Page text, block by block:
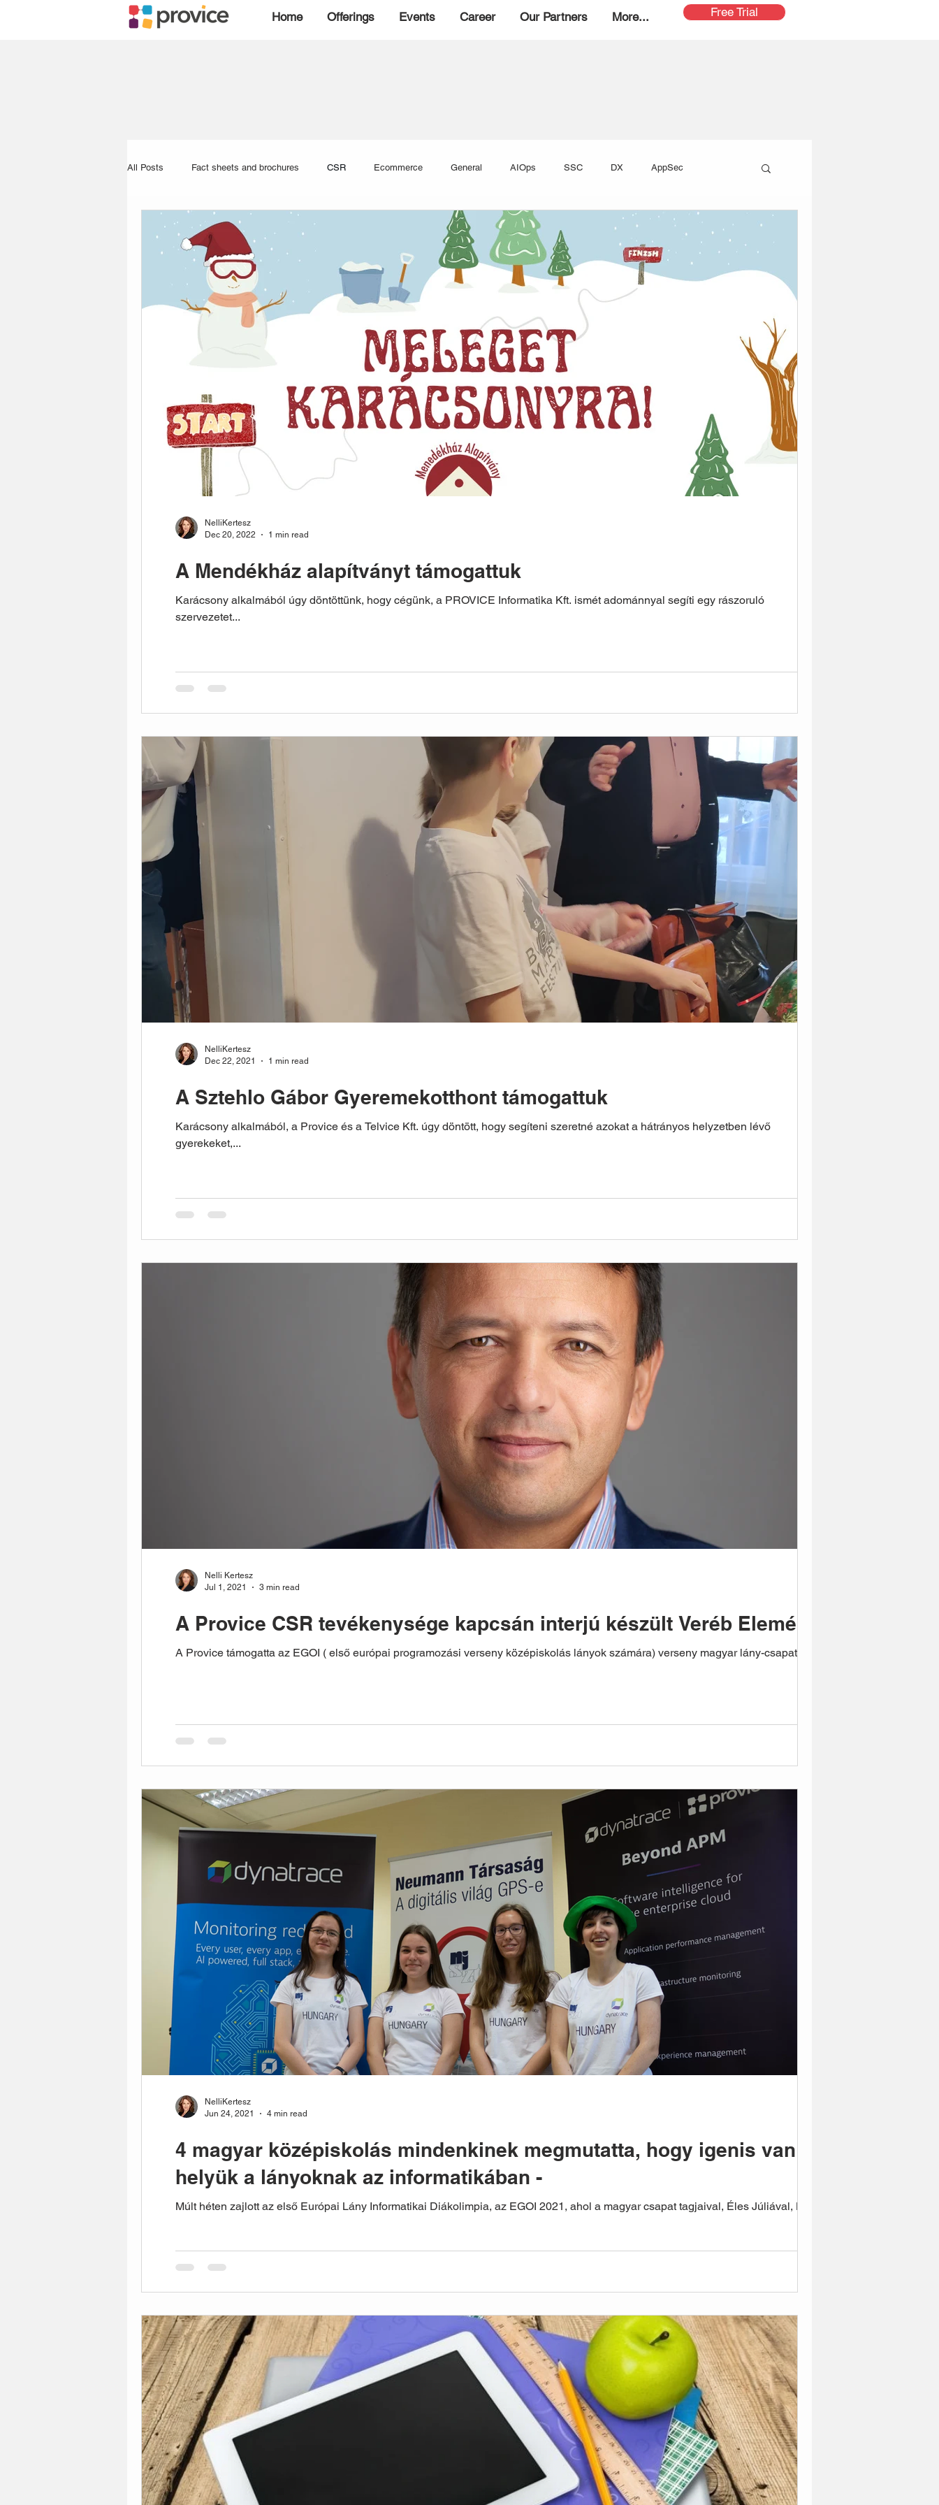
Home Offerings Events Career Our Partners More... Free Trial
All Posts Fact sheets and brochures CSR Ecommerce General AIOps SSC DX AppSec
Log4Shell Akamas Observability
A Mendékház alapítványt támogattuk
Karácsony alkalmából úgy döntöttünk, hogy cégünk, a PROVICE Informatika Kft. ismét adománnyal segíti egy rászoruló
szervezetet...
NelliKertesz
Dec 20, 2022
1 min read
A Sztehlo Gábor Gyeremekotthont támogattuk
Karácsony alkalmából, a Provice és a Telvice Kft. úgy döntött, hogy segíteni szeretné azokat a hátrányos helyzetben lévő
gyerekeket,...
NelliKertesz
Dec 22, 2021
1 min read
A Provice CSR tevékenysége kapcsán interjú készült Veréb Elemérrel
A Provice támogatta az EGOI ( első európai programozási verseny középiskolás lányok számára) verseny magyar lány-csapatát.
Nelli Kertesz
Jul 1, 2021
3 min read
4 magyar középiskolás mindenkinek megmutatta, hogy igenis van
helyük a lányoknak az informatikában -
Múlt héten zajlott az első Európai Lány Informatikai Diákolimpia, az EGOI 2021, ahol a magyar csapat tagjaival, Éles Júliával, Nagy...
NelliKertesz
Jun 24, 2021
4 min read